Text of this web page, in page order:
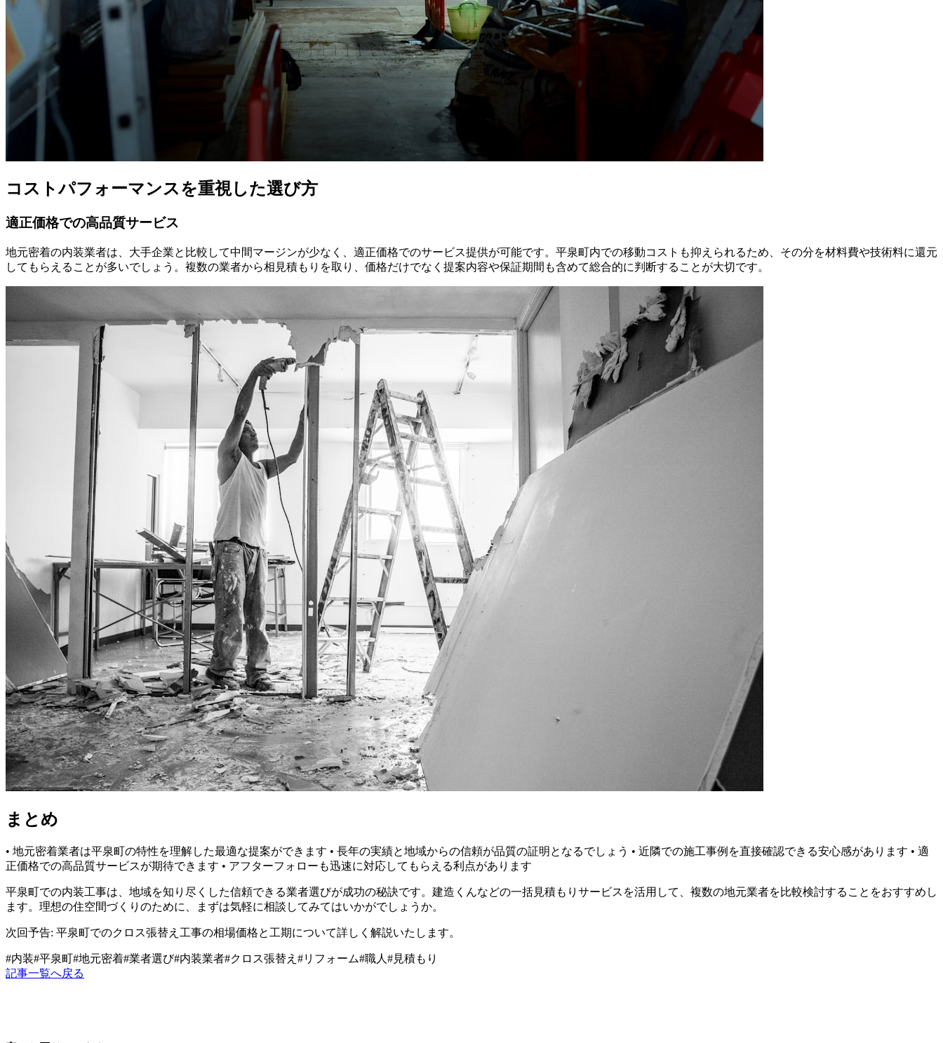
コストパフォーマンスを重視した選び方
適正価格での高品質サービス
地元密着の内装業者は、大手企業と比較して中間マージンが少なく、適正価格でのサービス提供が可能です。平泉町内での移動コストも抑えられるため、その分を材料費や技術料に還元
してもらえることが多いでしょう。複数の業者から相見積もりを取り、価格だけでなく提案内容や保証期間も含めて総合的に判断することが大切です。
まとめ
• 地元密着業者は平泉町の特性を理解した最適な提案ができます • 長年の実績と地域からの信頼が品質の証明となるでしょう • 近隣での施工事例を直接確認できる安心感があります • 適
正価格での高品質サービスが期待できます • アフターフォローも迅速に対応してもらえる利点があります
平泉町での内装工事は、地域を知り尽くした信頼できる業者選びが成功の秘訣です。建造くんなどの一括見積もりサービスを活用して、複数の地元業者を比較検討することをおすすめし
ます。理想の住空間づくりのために、まずは気軽に相談してみてはいかがでしょうか。
次回予告: 平泉町でのクロス張替え工事の相場価格と工期について詳しく解説いたします。
#内装#平泉町#地元密着#業者選び#内装業者#クロス張替え #リフォーム#職人 #見積もり
記事一覧へ戻る